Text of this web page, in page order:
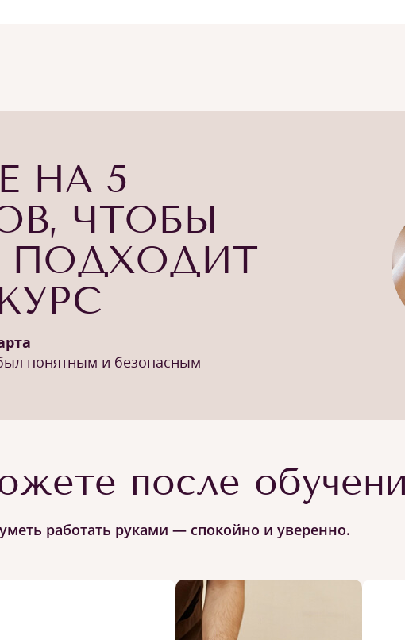
НА 5
ЧТОБЫ
ПОДХОДИТ
понятным и безопасным
после
работать руками — спокойно и уверенно.